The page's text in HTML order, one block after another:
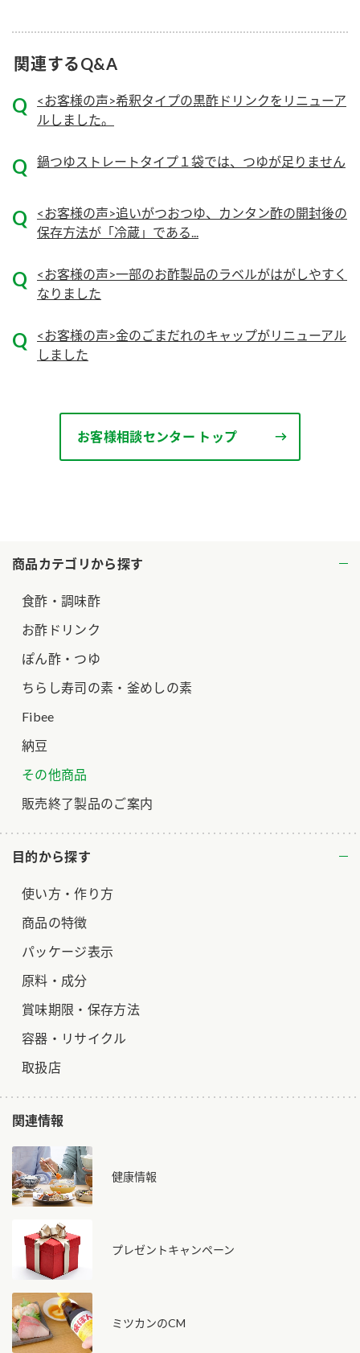
三ツ判山吹
千夜
スペシャルサイト
お酢を知ろう！
すしラボ
納豆の豆知識
鍋奉行マニュアル
ミツカンのCM
ロングセラー商品 ＋ おすすめレシピ
人気商品 ＋ おすすめレシピ
各部門が大切にしていること
キッザニア東京「ぽん酢工房」
販売終了製品のご案内
よくあるご質問
商品カテゴリから探す
食酢・調味酢
お酢ドリンク
ぽん酢・つゆ
ちらし寿司の素・釜めしの素
Fibee
納豆
その他商品
販売終了製品のご案内
目的から探す
使い方・作り方
商品の特徴
パッケージ表示
原料・成分
賞味期限・保存方法
容器・リサイクル
取扱店
関連情報
健康情報
プレゼントキャンペーン
ミツカンのCM
関連するQ&A
<お客様の声>希釈タイプの黒酢ドリンクをリニューア
ルしました。
鍋つゆストレートタイプ１袋では、つゆが足りません
<お客様の声>追いがつおつゆ、カンタン酢の開封後の
保存方法が「冷蔵」である...
<お客様の声>一部のお酢製品のラベルがはがしやすく
なりました
<お客様の声>金のごまだれのキャップがリニューアル
しました
お客様相談センター トップ